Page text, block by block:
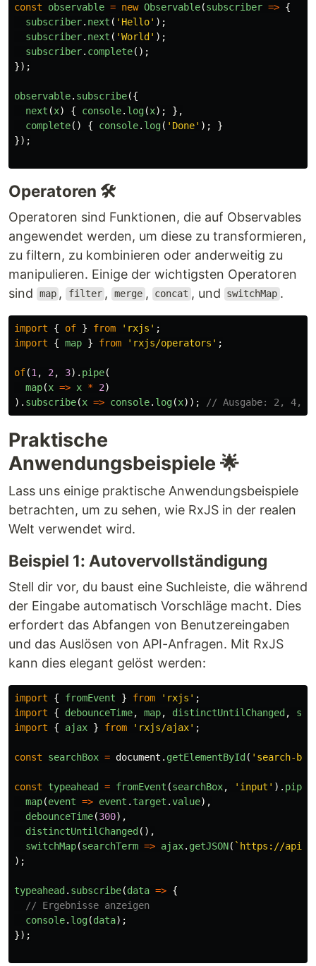
const observable = new Observable(subscriber => {
subscriber. next ( ' Hello' );
subscriber. next ( 'World' );
subscriber. complete();
});
observable. subscribe({
next (x) { console. log(x);
},
complete() { console. log( ' Done' );
}
});
Operatoren 🛠️
Operatoren sind Funktionen, die auf Observables
angewendet werden, um diese zu transformieren,
zu filtern, zu kombinieren oder anderweitig zu
manipulieren. Einige der wichtigsten Operatoren
sind
map , filter , merge , concat , und switchMap .
import { of } from ' rxjs ' ;
import
{ map } from ' rxjs/operators ' ;
of(1 , 2 , 3). pipe(
map(x => x * 2)
). subscribe(x => console. log(x)); // Ausgabe: 2, 4, 6
Praktische
Anwendungsbeispiele 🌟
Lass uns einige praktische Anwendungsbeispiele
betrachten, um zu sehen, wie RxJS in der realen
Welt verwendet wird.
Beispiel 1: Autovervollständigung
Stell dir vor, du baust eine Suchleiste, die während
der Eingabe automatisch Vorschläge macht. Dies
erfordert das Abfangen von Benutzereingaben
und das Auslösen von API-Anfragen. Mit RxJS
kann dies elegant gelöst werden:
import { fromEvent } from ' rxjs ' ;
import
{ debounceTime, map, distinctUntilChanged,
import
{ ajax } from ' rxjs/ajax' ;
const searchBox = document . getElementById( ' search-box
const typeahead = fromEvent (searchBox, ' input ' ). pipe
map(event => event . target .value),
debounceTime(300),
distinctUntilChanged(),
switchMap(searchTerm => ajax. getJSON( `https://
);
typeahead. subscribe(data => {
// Ergebnisse anzeigen
console. log(data);
});